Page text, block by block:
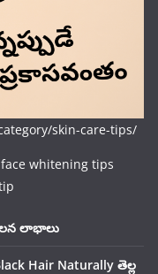
skin-care-tips/
లాభాలు
Hair Naturally తెల్ల